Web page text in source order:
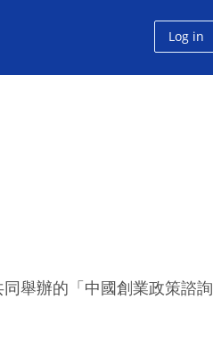
Log in
舉辦的「中國創業政策諮詢